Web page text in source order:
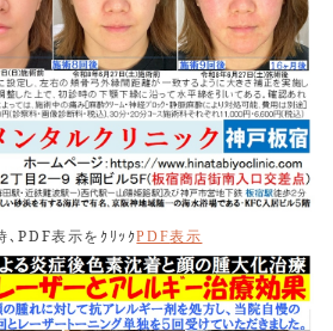
施術を受けるためだけに､患者様が来
とです｡お受け頂いた施術は７つ｡そ
ず､当日目に見える効果が認められ､
ンに新たなメニューを加えまし
おりますのご参照ください。２種
と手に照射するものとレーザート
らに肘下に照射するものです。
､PDF表示をｸﾘｯｸPDF表示